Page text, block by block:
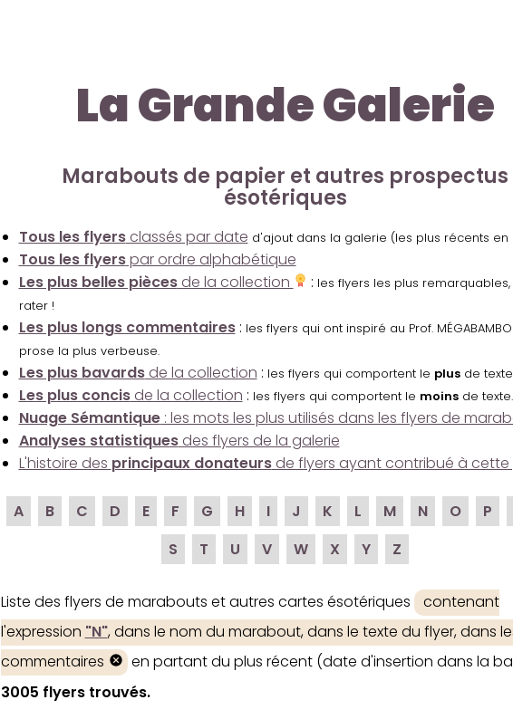
La Grande Galerie
Marabouts de papier et autres prospectus
ésotériques
Tous les flyersclassés par date d'ajout dans la galerie (les plus récents en
Tous les flyerspar ordre alphabétique
Les plus belles piècesde la collection : les flyers les plus
rater !
Les plus longs commentaires: les flyers qui ont inspiré au Prof.
prose la plus verbeuse.
Les plus bavardsde la collection : les flyers qui comportent le plusde
Les plus concisde la collection : les flyers qui comportent le moinsde texte.
Nuage Sémantique: les mots les plus utilisés dans les flyers de
Analyses statistiquesdes flyers de la galerie
L'histoire des principaux donateursde flyers ayant contribué à cette
A B C D E F G H I J K L M N O P
S
T U V W X Y Z
Liste des flyers de marabouts et autres cartes ésotériques
contenant
l'expression "N", dans le nom du marabout, dans le texte du flyer, dans
commentaires
en partant du plus récent (date d'insertion dans la
3005 flyers trouvés.